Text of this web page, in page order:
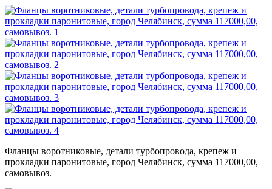
Фланцы воротниковые, детали турбопровода, крепеж и
прокладки паронитовые, город Челябинск, сумма 117000,00,
самовывоз.